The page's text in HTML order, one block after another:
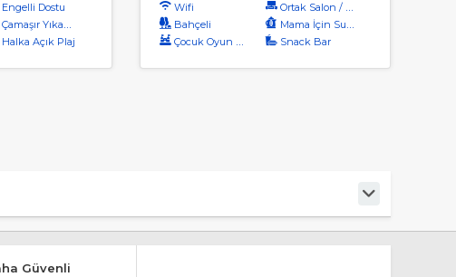
Engelli Dostu
Çamaşır Yıkama
Halka Açık Plaj
Wifi
Ortak Salon / Tv Alanı
Bahçeli
Mama İçin Su Isıtıcı
Çocuk Oyun Alanı
Snack Bar
Güvenli